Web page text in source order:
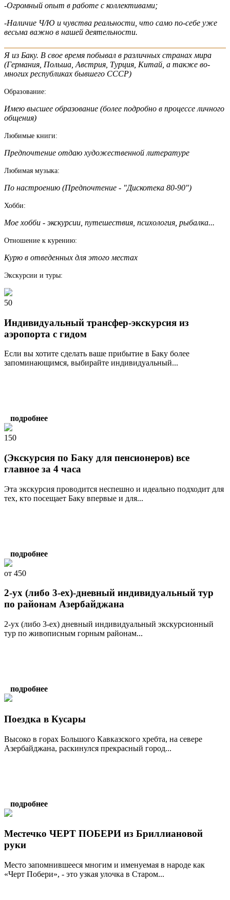
-Огромный опыт в работе с коллективами;
-Наличие Ч/Ю и чувства реальности, что само по-себе уже
весьма важно в нашей деятельности.
Я из Баку. В свое время побывал в различных странах мира
(Германия, Польша, Австрия, Турция, Китай, а также во-
многих республиках бывшего СССР)
Образование:
Имею высшее образование (более подробно в процессе личного
общения)
Любимые книги:
Предпочтение отдаю художественной литературе
Любимая музыка:
По настроению (Предпочтение - "Дискотека 80-90")
Хобби:
Мое хобби - экскурсии, путешествия, психология, рыбалка...
Отношение к курению:
Курю в отведенных для этого местах
Экскурсии и туры:
50
Индивидуальный трансфер-экскурсия из
аэропорта с гидом
Если вы хотите сделать ваше прибытие в Баку более
запоминающимся, выбирайте индивидуальный...
подробнее
150
(Экскурсия по Баку для пенсионеров) все
главное за 4 часа
Эта экскурсия проводится неспешно и идеально подходит для
тех, кто посещает Баку впервые и для...
подробнее
от 450
2-ух (либо 3-ех)-дневный индивидуальный тур
по районам Азербайджана
2-ух (либо 3-ех) дневный индивидуальный экскурсионный
тур по живописным горным районам...
подробнее
Поездка в Кусары
Высоко в горах Большого Кавказского хребта, на севере
Азербайджана, раскинулся прекрасный город...
подробнее
Местечко ЧЕРТ ПОБЕРИ из Бриллиановой
руки
Место запомнившееся многим и именуемая в народе как
«Черт Побери», - это узкая улочка в Старом...